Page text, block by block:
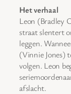
Het verhaal
Leon (Bradley
straat slentert
leggen.
(Vinnie Jones)
volgen. Leon
afslacht.